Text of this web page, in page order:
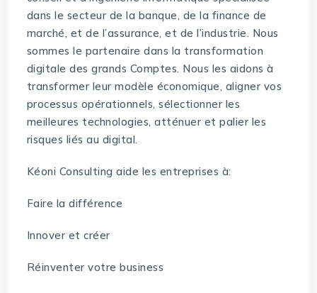
dans le secteur de la banque, de la finance de
marché, et de l’assurance, et de l’industrie. Nous
sommes le partenaire dans la transformation
digitale des grands Comptes. Nous les aidons à
transformer leur modèle économique, aligner vos
processus opérationnels, sélectionner les
meilleures technologies, atténuer et palier les
risques liés au digital.
Kéoni Consulting aide les entreprises à:
Faire la différence
Innover et créer
Réinventer votre business